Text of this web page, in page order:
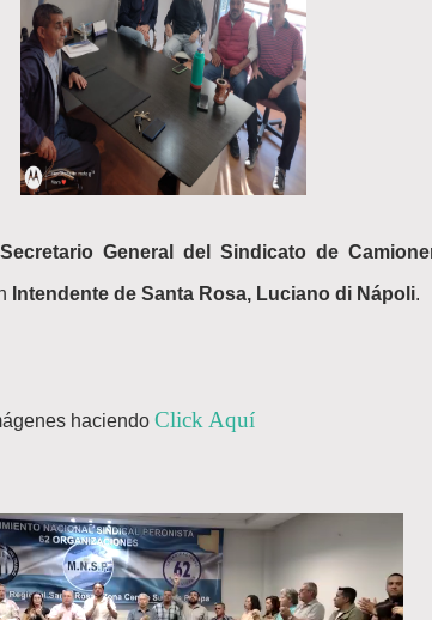
Secretario General del Sindicato de
Intendente de Santa Rosa, Luciano di Nápoli.
haciendoClick Aquí